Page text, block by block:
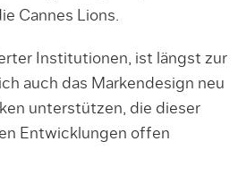
Cannes Lions.
Institutionen, ist längst zur
auch das Markendesign neu
unterstützen, die dieser
Entwicklungen offen